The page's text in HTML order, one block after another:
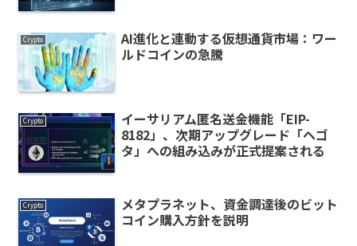
Crypto
AI進化と連動する仮想通貨市場：ワー
ルドコインの急騰
Crypto
イーサリアム匿名送金機能「EIP-
8182」、次期アップグレード「ヘゴ
タ」への組み込みが正式提案される
Crypto
メタプラネット、資金調達後のビット
コイン購入方針を説明